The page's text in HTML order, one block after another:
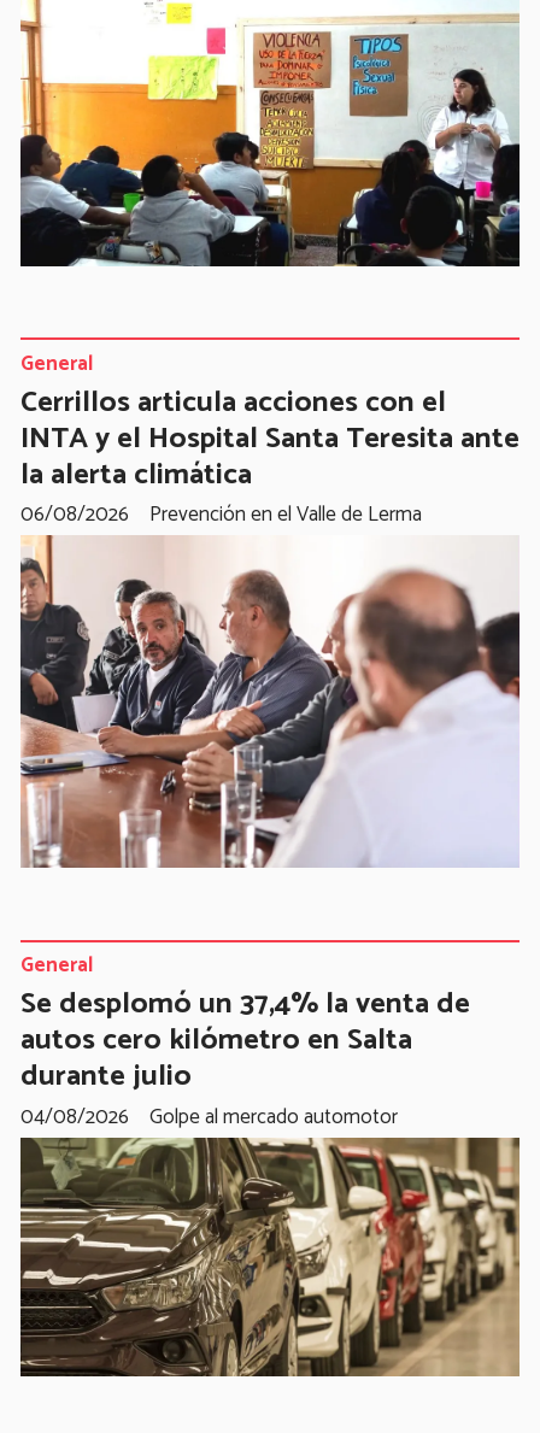
Cerrillos articula acciones con el
INTA y el Hospital Santa Teresita ante
la alerta climática
Prevención en el Valle de Lerma
General
06/08/2026
Se desplomó un 37,4% la venta de
autos cero kilómetro en Salta
durante julio
Golpe al mercado automotor
General
04/08/2026